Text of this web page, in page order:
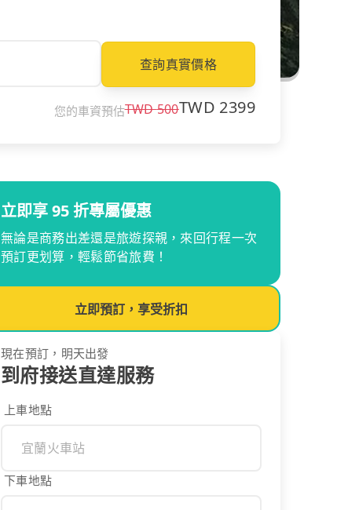
查詢真實價格
您的車資預估TWD500TWD 2399
立即享 95 折專屬優惠
無論是商務出差還是旅遊探親，來回行程一次
預訂更划算，輕鬆節省旅費！
立即預訂，享受折扣
現在預訂，明天出發
到府接送直達服務
上車地點
下車地點